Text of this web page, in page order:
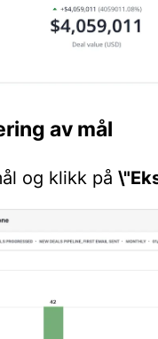
av mål
og klikk på